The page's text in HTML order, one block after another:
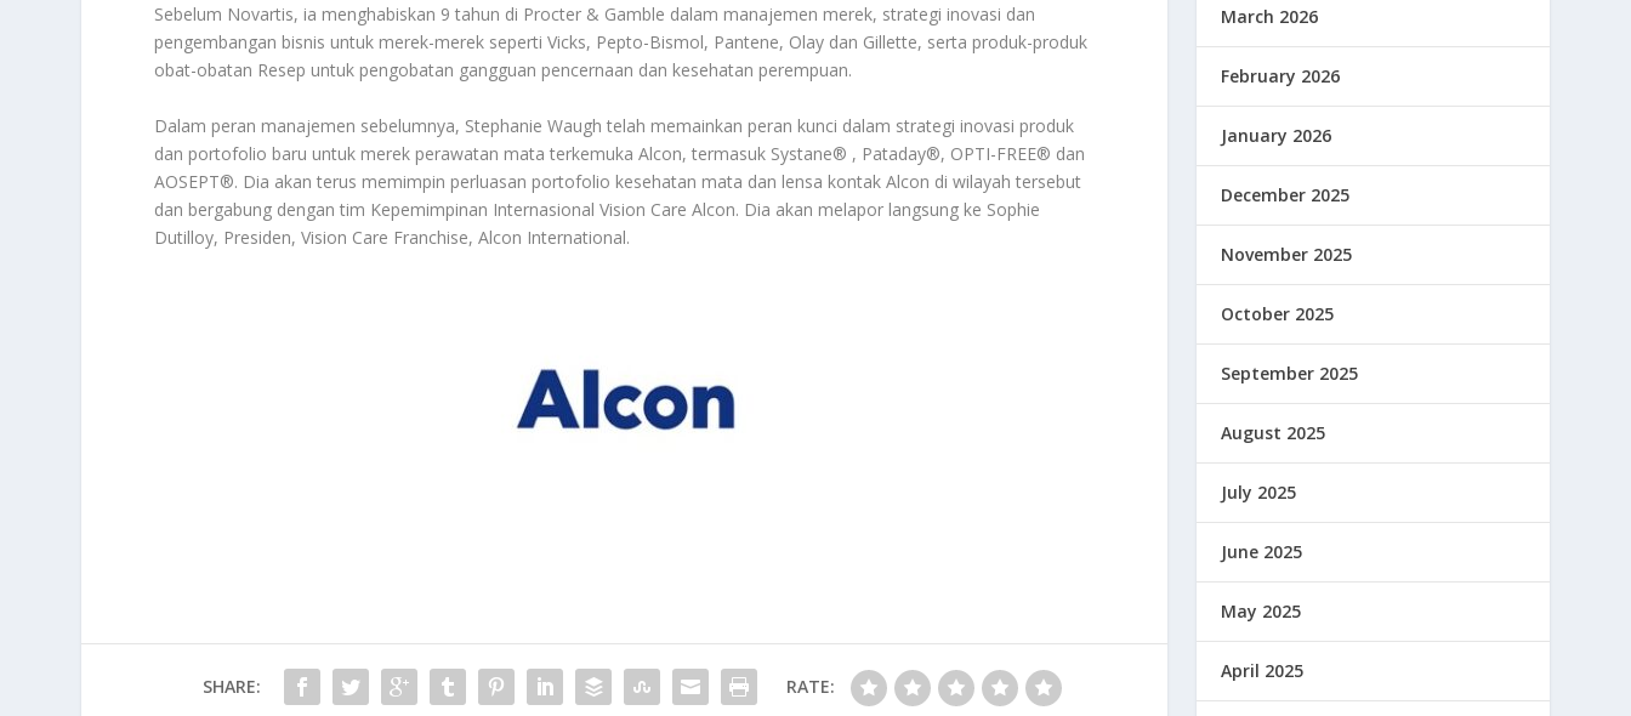
Sebelum Novartis, ia menghabiskan 9 tahun di Procter & Gamble dalam manajemen merek, strategi inovasi dan
pengembangan bisnis untuk merek-merek seperti Vicks, Pepto-Bismol, Pantene, Olay dan Gillette, serta produk-produk
obat-obatan Resep untuk pengobatan gangguan pencernaan dan kesehatan perempuan.
Dalam peran manajemen sebelumnya, Stephanie Waugh telah memainkan peran kunci dalam strategi inovasi produk
dan portofolio baru untuk merek perawatan mata terkemuka Alcon, termasuk Systane® , Pataday®, OPTI-FREE® dan
AOSEPT®. Dia akan terus memimpin perluasan portofolio kesehatan mata dan lensa kontak Alcon di wilayah tersebut
dan bergabung dengan tim Kepemimpinan Internasional Vision Care Alcon. Dia akan melapor langsung ke Sophie
Dutilloy, Presiden, Vision Care Franchise, Alcon International.
SHARE: RATE:
March 2026
February 2026
January 2026
December 2025
November 2025
October 2025
September 2025
August 2025
July 2025
June 2025
May 2025
April 2025